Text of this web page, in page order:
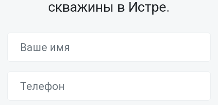
скважины в Истре.